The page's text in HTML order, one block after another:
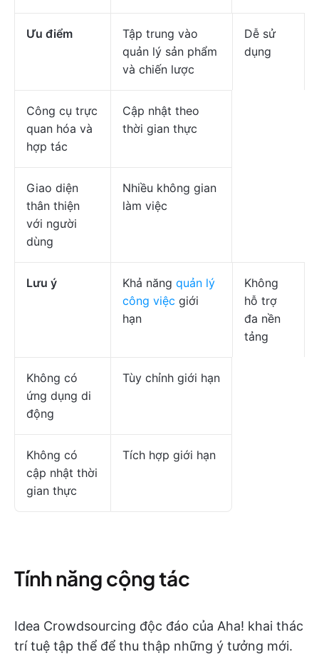
Ưu điểm
Tập trung vào
quản lý sản phẩm
và chiến lược
Dễ sử
dụng
Công cụ trực
quan hóa và
hợp tác
Cập nhật theo
thời gian thực
Giao diện
thân thiện
với người
dùng
Nhiều không gian
làm việc
Lưu ý Khả năng quản lý
công việc giới
hạn
Không
hỗ trợ
đa nền
tảng
Không có
ứng dụng di
động
Tùy chỉnh giới hạn
Không có
cập nhật thời
gian thực
Tích hợp giới hạn
Tính năng cộng tác
Idea Crowdsourcing độc đáo của Aha! khai thác
trí tuệ tập thể để thu thập những ý tưởng mới.